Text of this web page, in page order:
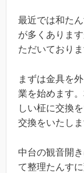
最近では和た
が多くありま
ただいておりま
まずは金具を
業を始めます
しい柾に交換
交換をいたしま
中台の観音開
て整理たんす